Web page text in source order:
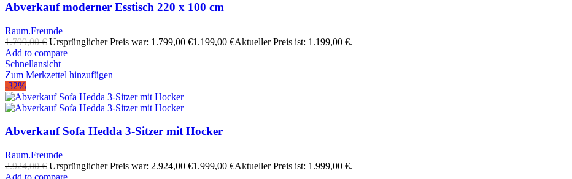
Abverkauf moderner Esstisch 220 x 100 cm
Raum.Freunde
1.799,00€ Ursprünglicher Preis war: 1.799,00 €1.199,00 €Aktueller Preis ist: 1.199,00 €.
Add to compare
Schnellansicht
Zum Merkzettel hinzufügen
-32%
Abverkauf Sofa Hedda 3-Sitzer mit Hocker
Raum.Freunde
2.924,00€ Ursprünglicher Preis war: 2.924,00 €1.999,00 €Aktueller Preis ist: 1.999,00 €.